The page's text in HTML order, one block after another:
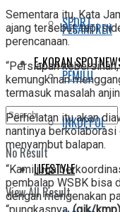
SPORT
E-KORAN
No Result
View All Result
PESANTREN
PEMILU
INKOPPOL
LIFESTYLE
Sementara itu, Kata
ajang tersebut, tapi
perencanaan.
“Persiapan
kemungkinan
termasuk masalah
Perhelatan itu akan
nantinya berkolaborasi
menyambut balapan.
“Kami juga
pembalap WSBK bisa
dengan mengenakan